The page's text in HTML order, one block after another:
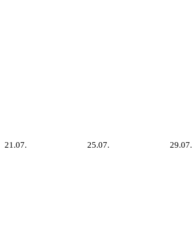
21.07. 25.07. 29.07.